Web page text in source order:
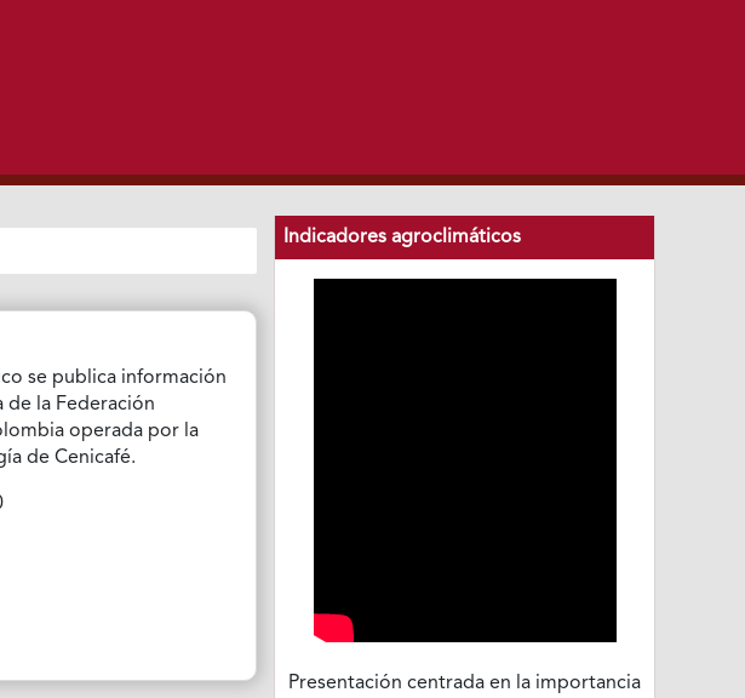
se publica información
de la Federación
operada por la
de Cenicafé.
Indicadores agroclimáticos
Presentación centrada en la importancia